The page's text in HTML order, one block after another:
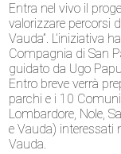
Entra nel vivo il
valorizzare percorsi
Vauda”. L’iniziativa
Compagnia di San
guidato da Ugo
Entro breve verrà
parchi e i 10
Lombardore, Nole,
e Vauda) interessati
Vauda.